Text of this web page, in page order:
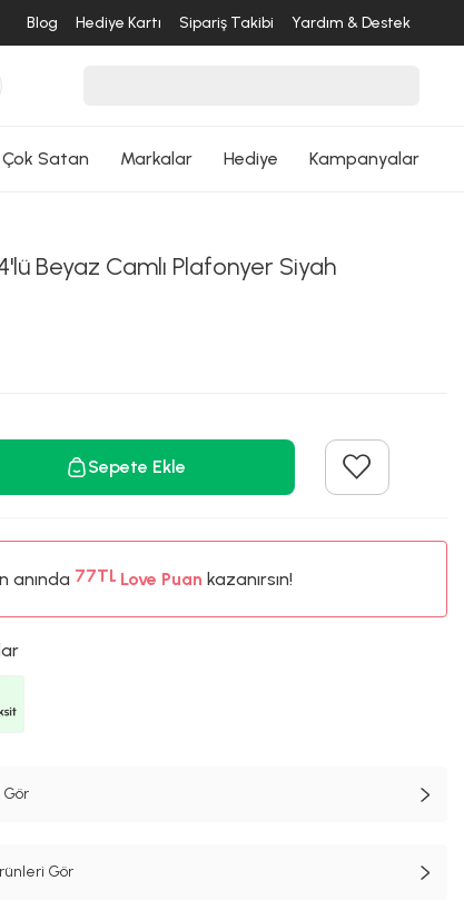
Blog Hediye Kartı Sipariş Takibi Yardım & Destek
Çok Satan Markalar Hediye Kampanyalar
Beyaz Camlı Plafonyer Siyah
Sepete Ekle
anında %5
%5
Love Puankazanırsın!
Gör